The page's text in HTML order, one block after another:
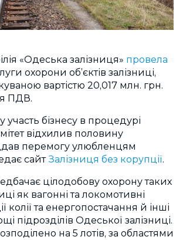
«Одеська залізниця» провела
охорони об’єктів залізниці,
вартістю 20,017 млн. грн.
ПДВ.
участь бізнесу в процедурі
відхилив половину
перемогу улюбленцям
сайт Залізниця без корупції.
цілодобову охорону таких
як вагонні та локомотивні
колії та енергопостачання й інші
підрозділів Одеської залізниці.
на 5 лотів, за областями